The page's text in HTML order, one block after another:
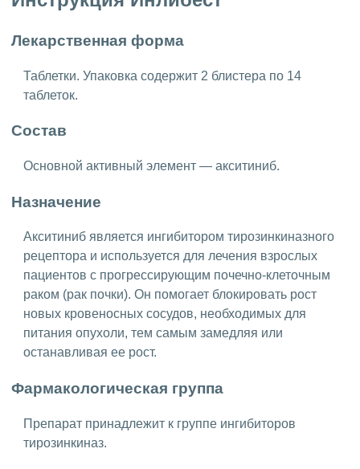
Лекарственная форма
Таблетки. Упаковка содержит 2 блистера по 14
таблеток.
Состав
Основной активный элемент — акситиниб.
Назначение
Акситиниб является ингибитором тирозинкиназного
рецептора и используется для лечения взрослых
пациентов с прогрессирующим почечно-клеточным
раком (рак почки). Он помогает блокировать рост
новых кровеносных сосудов, необходимых для
питания опухоли, тем самым замедляя или
останавливая ее рост.
Фармакологическая группа
Препарат принадлежит к группе ингибиторов
тирозинкиназ.